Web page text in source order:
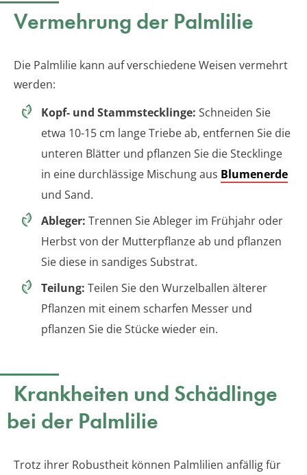
Vermehrung der Palmlilie
Die Palmlilie kann auf verschiedene Weisen vermehrt
werden:
Kopf- und Stammstecklinge: Schneiden Sie
etwa 10-15 cm lange Triebe ab, entfernen Sie die
unteren Blätter und pflanzen Sie die Stecklinge
in eine durchlässige Mischung aus Blumenerde
und Sand.
Ableger: Trennen Sie Ableger im Frühjahr oder
Herbst von der Mutterpflanze ab und pflanzen
Sie diese in sandiges Substrat.
Teilung: Teilen Sie den Wurzelballen älterer
Pflanzen mit einem scharfen Messer und
pflanzen Sie die Stücke wieder ein.
Krankheiten und Schädlinge
bei der Palmlilie
Trotz ihrer Robustheit können Palmlilien anfällig für